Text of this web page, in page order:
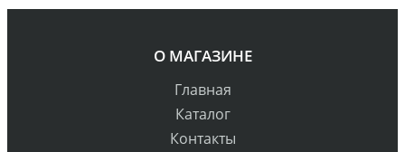
О МАГАЗИНЕ
Главная
Каталог
Контакты